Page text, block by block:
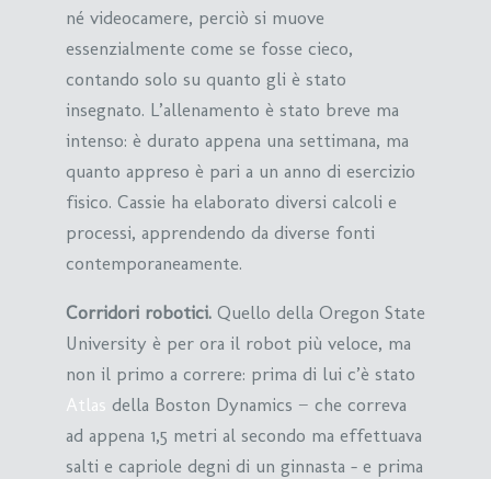
né videocamere, perciò si muove
essenzialmente come se fosse cieco,
contando solo su quanto gli è stato
insegnato. L’allenamento è stato breve ma
intenso: è durato appena una settimana, ma
quanto appreso è pari a un anno di esercizio
fisico. Cassie ha elaborato diversi calcoli e
processi, apprendendo da diverse fonti
contemporaneamente.
Corridori robotici. Quello della Oregon State
University è per ora il robot più veloce, ma
non il primo a correre: prima di lui c’è stato
Atlas della Boston Dynamics − che correva
ad appena 1,5 metri al secondo ma effettuava
salti e capriole degni di un ginnasta – e prima